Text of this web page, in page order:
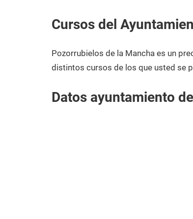
Cursos del
Pozorrubielos de la Mancha es un
distintos cursos de los que usted se
Datos ayuntamiento